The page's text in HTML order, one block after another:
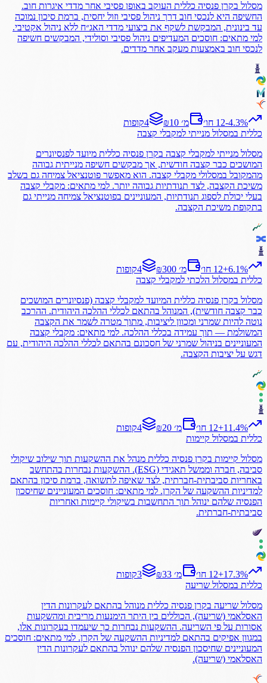
מסלול בקרן פנסיה כללית העוקב באופן פסיבי אחר מדדי איגרות חוב.
החשיפה היא לנכסי חוב דרך ניהול פסיבי וזול יחסית, ברמת סיכון נמוכה
עד בינונית, המבקשת לשקף את ביצועי מדדי האג״ח ללא ניהול אקטיבי.
למי מתאים: חוסכים המעדיפים ניהול פסיבי וסולידי, המבקשים חשיפה
לנכסי חוב באמצעות מעקב אחר מדדים.
-4.3% 12 חו׳ ₪10 מ׳ 4קופות
כללית במסלול מנייתי למקבלי קצבה
מסלול מנייתי למקבלי קצבה בקרן פנסיה כללית מיועד לפנסיונרים
המושכים כבר קצבה חודשית, אך מבקשים חשיפה מנייתית גבוהה
מהמקובל במסלולי מקבלי קצבה. הוא מאפשר פוטנציאל צמיחה גם בשלב
משיכת הקצבה, לצד תנודתיות גבוהה יותר. למי מתאים: מקבלי קצבה
בעלי יכולת לספוג תנודתיות, המעוניינים בפוטנציאל צמיחה מנייתי גם
בתקופת משיכת הקצבה.
+6.1% 12 חו׳ ₪300 מ׳ 4קופות
כללית במסלול הלכתי למקבלי קצבה
מסלול בקרן פנסיה כללית המיועד למקבלי קצבה (פנסיונרים המושכים
כבר קצבה חודשית), המנוהל בהתאם לכללי ההלכה היהודית. ההרכב
נוטה להיות שמרני ומכוון ליציבות, מתוך מטרה לשמר את הקצבה
המשולמת — תוך עמידה בכללי ההלכה. למי מתאים: מקבלי קצבה
המעוניינים בניהול שמרני של חסכונם בהתאם לכללי ההלכה היהודית, עם
דגש על יציבות הקצבה.
+11.4% 12 חו׳ ₪20 מ׳ 4קופות
כללית במסלול קיימות
מסלול קיימות בקרן פנסיה כללית מנהל את ההשקעות תוך שילוב שיקולי
סביבה, חברה וממשל תאגידי (ESG). ההשקעות נבחרות בהתחשב
באחריות סביבתית-חברתית, לצד שאיפה לתשואה, ברמת סיכון בהתאם
למדיניות ההשקעה של הקרן. למי מתאים: חוסכים המעוניינים שחיסכון
הפנסיה שלהם ינוהל תוך התחשבות בשיקולי קיימות ואחריות
סביבתית-חברתית.
+17.3% 12 חו׳ ₪33 מ׳ 3קופות
כללית במסלול שריעה
מסלול שריעה בקרן פנסיה כללית מנוהל בהתאם לעקרונות הדין
האסלאמי (שריעה), הכוללים בין היתר הימנעות מריבית ומהשקעות
אסורות על פי השריעה. ההשקעות נבחרות כך שיעמדו בעקרונות אלו,
במגוון אפיקים בהתאם למדיניות ההשקעה של הקרן. למי מתאים: חוסכים
המעוניינים שחיסכון הפנסיה שלהם ינוהל בהתאם לעקרונות הדין
האסלאמי (שריעה).